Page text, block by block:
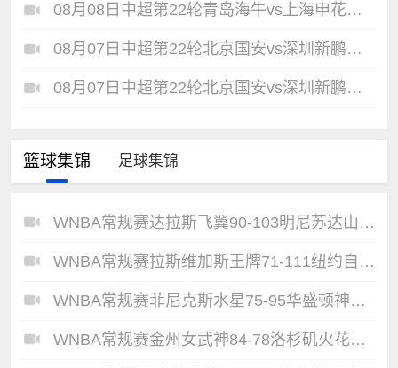
08月08日中超第22轮青岛海牛vs上海申花全场录像
08月07日中超第22轮北京国安vs深圳新鹏城全场录像
08月07日中超第22轮北京国安vs深圳新鹏城全场录像
篮球集锦 足球集锦
WNBA常规赛达拉斯飞翼90-103明尼苏达山猫全场集锦
WNBA常规赛拉斯维加斯王牌71-111纽约自由人全场集锦
WNBA常规赛菲尼克斯水星75-95华盛顿神秘人全场集锦
WNBA常规赛金州女武神84-78洛杉矶火花全场集锦